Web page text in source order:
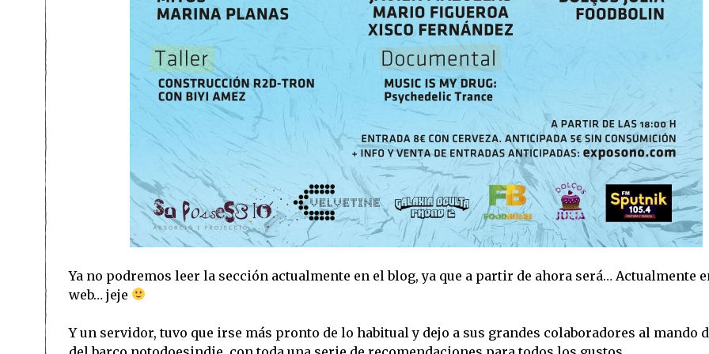
Ya no podremos leer la sección actualmente en el blog, ya que a partir de ahora será… Actualmente
web… jeje
Y un servidor, tuvo que irse más pronto de lo habitual y dejo a sus grandes colaboradores al mando